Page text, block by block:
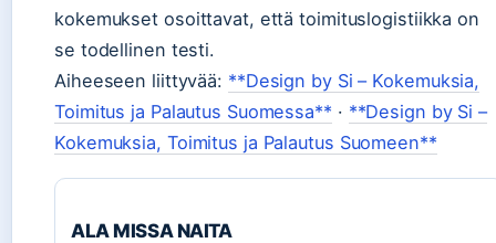
kokemukset osoittavat, että toimituslogistiikka on
se todellinen testi.
Aiheeseen liittyvää: **Design by Si – Kokemuksia,
Toimitus ja Palautus Suomessa** · **Design by Si –
Kokemuksia, Toimitus ja Palautus Suomeen**
ALA MISSA NAITA